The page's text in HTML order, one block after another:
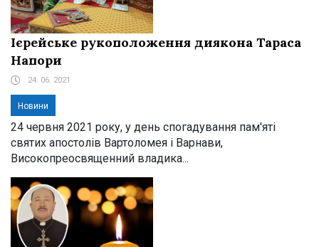
Ієрейське рукоположення диякона Тараса
Напори
24. 06. 2021
Новини
24 червня 2021 року, у день спогадування пам'яті
святих апостолів Вартоломея і Варнави,
Високопреосвященний владика...